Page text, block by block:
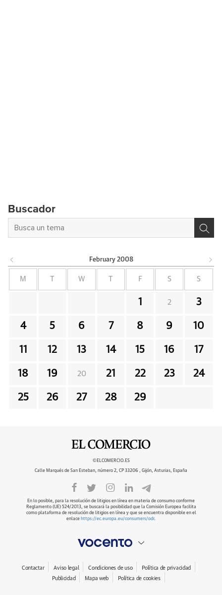
Buscador
February 2008
M W F S S
1 2 3
4 5 6 7 8 9 10
11 12 13 14 15 16 17
18 19 20 21 22 23 24
25 26 27 28 29
©ELCOMERCIO.ES
Calle Marqués de San Esteban, número 2, CP 33206 , Gijón, Asturias, España
En lo posible, para la resolución de litigios en línea en materia de consumo conforme
Reglamento (UE) 524/2013, se buscará la posibilidad que la Comisión Europea facilita
como plataforma de resolución de litigios en línea y que se encuentra disponible en el
enlace https://ec.europa.eu/consumers/odr.
Contactar Aviso legal Condiciones de uso
Política de privacidad
Publicidad
Mapa web Política de cookies